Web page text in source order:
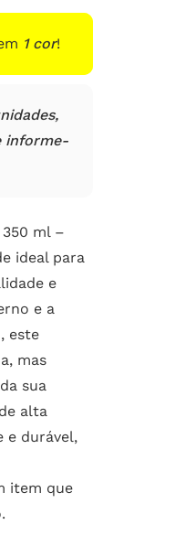
1 cor!
informe-
ml –
ideal para
e
e a
este
mas
sua
alta
e durável,
item que